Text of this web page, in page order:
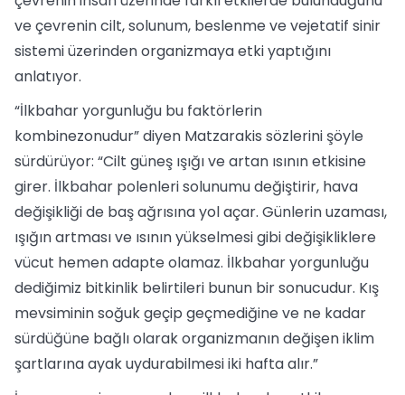
ve çevrenin cilt, solunum, beslenme ve vejetatif sinir
sistemi üzerinden organizmaya etki yaptığını
anlatıyor.
“İlkbahar yorgunluğu bu faktörlerin
kombinezonudur” diyen Matzarakis sözlerini şöyle
sürdürüyor: “Cilt güneş ışığı ve artan ısının etkisine
girer. İlkbahar polenleri solunumu değiştirir, hava
değişikliği de baş ağrısına yol açar. Günlerin uzaması,
ışığın artması ve ısının yükselmesi gibi değişikliklere
vücut hemen adapte olamaz. İlkbahar yorgunluğu
dediğimiz bitkinlik belirtileri bunun bir sonucudur. Kış
mevsiminin soğuk geçip geçmediğine ve ne kadar
sürdüğüne bağlı olarak organizmanın değişen iklim
şartlarına ayak uydurabilmesi iki hafta alır.”